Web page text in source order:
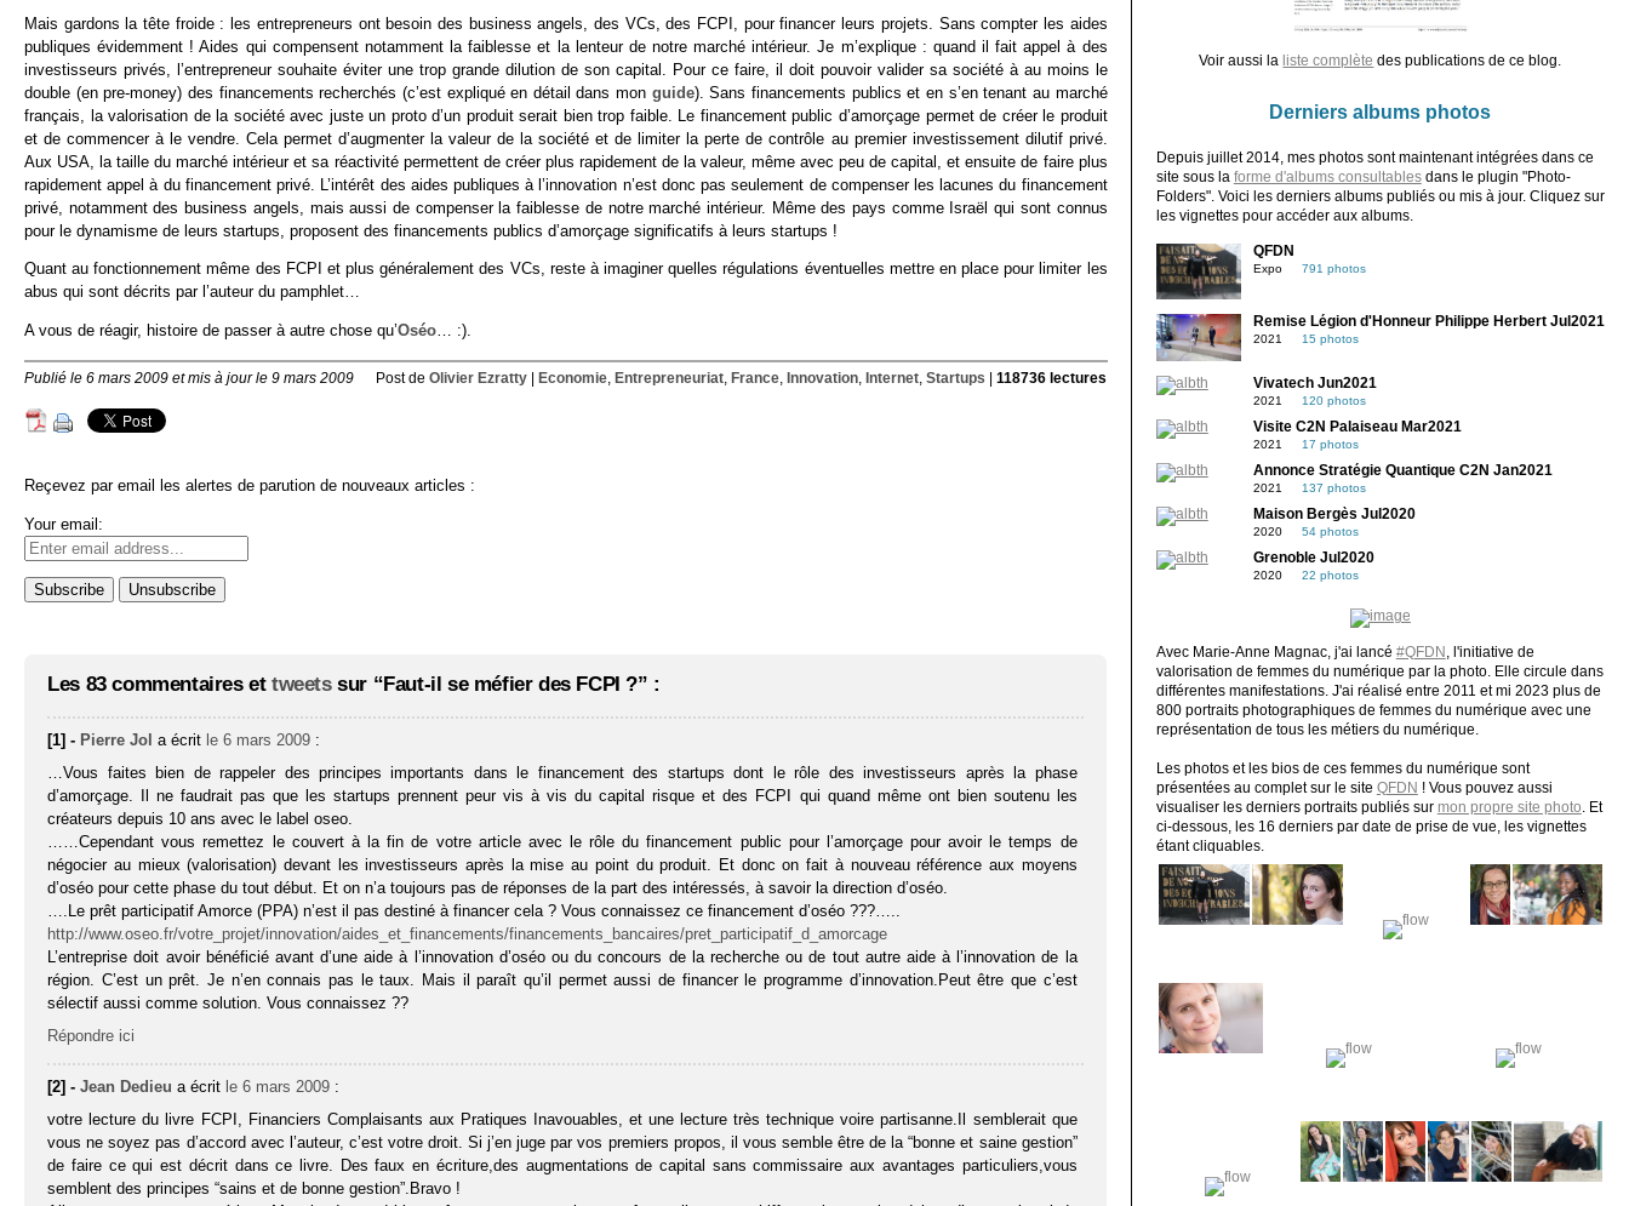
Mais gardons la tête froide : les entrepreneurs ont besoin des business angels, des VCs, des FCPI, pour financer leurs projets. Sans compter les aides
publiques évidemment ! Aides qui compensent notamment la faiblesse et la lenteur de notre marché intérieur. Je m’explique : quand il fait appel à des
investisseurs privés, l’entrepreneur souhaite éviter une trop grande dilution de son capital. Pour ce faire, il doit pouvoir valider sa société à au moins le
double (en pre-money) des financements recherchés (c’est expliqué en détail dans mon guide). Sans financements publics et en s’en tenant au marché
français, la valorisation de la société avec juste un proto d’un produit serait bien trop faible. Le financement public d’amorçage permet de créer le produit
et de commencer à le vendre. Cela permet d’augmenter la valeur de la société et de limiter la perte de contrôle au premier investissement dilutif privé.
Aux USA, la taille du marché intérieur et sa réactivité permettent de créer plus rapidement de la valeur, même avec peu de capital, et ensuite de faire plus
rapidement appel à du financement privé. L’intérêt des aides publiques à l’innovation n’est donc pas seulement de compenser les lacunes du financement
privé, notamment des business angels, mais aussi de compenser la faiblesse de notre marché intérieur. Même des pays comme Israël qui sont connus
pour le dynamisme de leurs startups, proposent des financements publics d’amorçage significatifs à leurs startups !
Quant au fonctionnement même des FCPI et plus généralement des VCs, reste à imaginer quelles régulations éventuelles mettre en place pour limiter les
abus qui sont décrits par l’auteur du pamphlet…
A vous de réagir, histoire de passer à autre chose qu’Oséo… :).
Publié le 6 mars 2009 et mis à jour le 9 mars 2009 Post de Olivier Ezratty| Economie, Entrepreneuriat, France, Innovation, Internet, Startups 118736 lectures
Reçevez par email les alertes de parution de nouveaux articles :
Your email:
Les 83 commentaires et tweetssur “Faut-il se méfier des FCPI ?” :
[1] - Pierre Jol a écrit le 6 mars 2009 :
…Vous faites bien de rappeler des principes importants dans le financement des startups dont le rôle des investisseurs après la phase
d’amorçage. Il ne faudrait pas que les startups prennent peur vis à vis du capital risque et des FCPI qui quand même ont bien soutenu les
créateurs depuis 10 ans avec le label oseo.
……Cependant vous remettez le couvert à la fin de votre article avec le rôle du financement public pour l’amorçage pour avoir le temps de
négocier au mieux (valorisation) devant les investisseurs après la mise au point du produit. Et donc on fait à nouveau référence aux moyens
d’oséo pour cette phase du tout début. Et on n’a toujours pas de réponses de la part des intéressés, à savoir la direction d’oséo.
….Le prêt participatif Amorce (PPA) n’est il pas destiné à financer cela ? Vous connaissez ce financement d’oséo ???…..
http://www.oseo.fr/votre_projet/innovation/aides_et_financements/financements_bancaires/pret_participatif_d_amorcage
L’entreprise doit avoir bénéficié avant d’une aide à l’innovation d’oséo ou du concours de la recherche ou de tout autre aide à l’innovation de la
région. C’est un prêt. Je n’en connais pas le taux. Mais il paraît qu’il permet aussi de financer le programme d’innovation.Peut être que c’est
sélectif aussi comme solution. Vous connaissez ??
Répondre ici
[2] -Jean Dedieu a écrit le 6 mars 2009 :
votre lecture du livre FCPI, Financiers Complaisants aux Pratiques Inavouables, et une lecture très technique voire partisanne.Il semblerait que
vous ne soyez pas d’accord avec l’auteur, c’est votre droit. Si j’en juge par vos premiers propos, il vous semble être de la “bonne et saine gestion”
de faire ce qui est décrit dans ce livre. Des faux en écriture,des augmentations de capital sans commissaire aux avantages particuliers,vous
semblent des principes “sains et de bonne gestion”.Bravo !
Voir aussi la liste complète des publications de ce blog.
Derniers albums photos
Depuis juillet 2014, mes photos sont maintenant intégrées dans ce
site sous la forme d'albums consultablesdans le plugin "Photo-
Folders". Voici les derniers albums publiés ou mis à jour. Cliquez sur
les vignettes pour accéder aux albums.
QFDN
Expo 791 photos
Remise Légion d'Honneur Philippe Herbert Jul2021
2021 15 photos
Vivatech Jun2021
2021 120 photos
Visite C2N Palaiseau Mar2021
2021 17 photos
Annonce Stratégie Quantique C2N Jan2021
2021 137 photos
Maison Bergès Jul2020
2020 54 photos
Grenoble Jul2020
2020 22 photos
Avec Marie-Anne Magnac, j'ai lancé #QFDN , l'initiative de
valorisation de femmes du numérique par la photo. Elle circule dans
différentes manifestations. J'ai réalisé entre 2011 et mi 2023 plus de
800 portraits photographiques de femmes du numérique avec une
représentation de tous les métiers du numérique.
Les photos et les bios de ces femmes du numérique sont
présentées au complet sur le site QFDN ! Vous pouvez aussi
visualiser les derniers portraits publiés sur mon propre site photo. Et
ci-dessous, les 16 derniers par date de prise de vue, les vignettes
étant cliquables.